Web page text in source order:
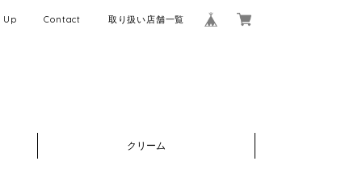
Up Contact 取り扱い店舗一覧
クリーム